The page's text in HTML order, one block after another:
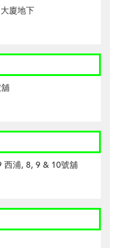
廈地下
西浦, 8, 9 & 10號舖